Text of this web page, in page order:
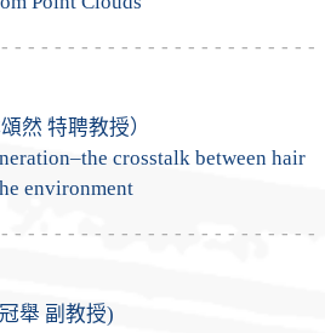
然 特聘教授）
crosstalk between hair
environment
舉 副教授)